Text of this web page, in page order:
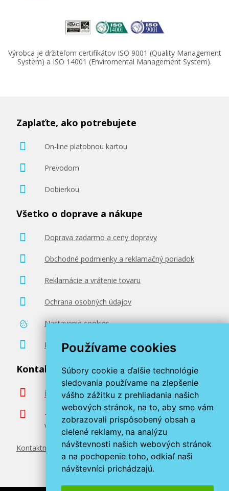
Používame cookies
Súbory cookie a ďalšie technológie
sledovania používame na zlepšenie
vášho zážitku z prehliadania našich
webových stránok, na to, aby sme vám
zobrazovali prispôsobený obsah a
cielené reklamy, na analýzu
návštevnosti našich webových stránok
a na pochopenie toho, odkiaľ naši
návštevníci prichádzajú.
Výrobca je držiteľom certifikátov ISO 9001 (Quality Management
System) a ISO 14001 (Enviromental Management System).
Zaplaťte, ako potrebujete
On-line platobnou kartou
Prevodom
Dobierkou
Všetko o doprave a nákupe
Doprava zadarmo a ceny dopravy
Obchodné podmienky a reklamačný poriadok
Reklamácie a vrátenie tovaru
Ochrana osobných údajov
Nastavenie cookies
Poradenstvo zadarmo
Kontaktujte nás
info@miroluk.sk
+420 377 222 313
Volajte v pracovné dni od 8. do 17. hod.
Kontaktné údaje